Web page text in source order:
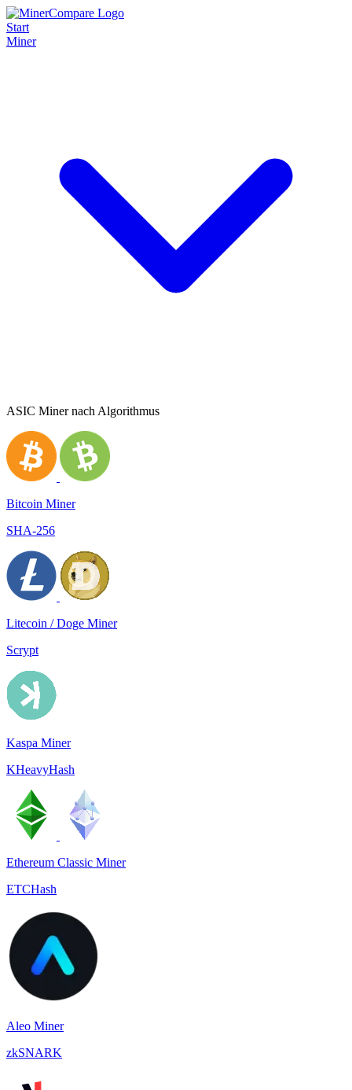
Start
Miner
ASIC Miner nach Algorithmus
Bitcoin Miner
SHA-256
Litecoin / Doge Miner
Scrypt
Kaspa Miner
KHeavyHash
Ethereum Classic Miner
ETCHash
Aleo Miner
zkSNARK